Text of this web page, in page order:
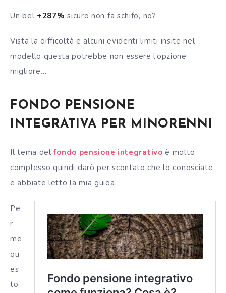
Un bel +287% sicuro non fa schifo, no?
Vista la difficoltà e alcuni evidenti limiti insite nel
modello questa potrebbe non essere l’opzione
migliore…
FONDO PENSIONE
INTEGRATIVA PER MINORENNI
Il tema delfondo pensione integrativo è molto
complesso quindi darò per scontato che lo conosciate
e abbiate letto la mia guida.
Pe
r
me
qu
es
to